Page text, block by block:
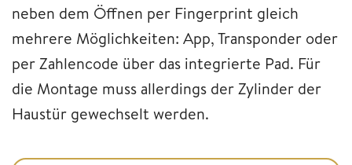
neben dem Öffnen per Fingerprint gleich
mehrere Möglichkeiten: App, Transponder oder
per Zahlencode über das integrierte Pad. Für
die Montage muss allerdings der Zylinder der
Haustür gewechselt werden.